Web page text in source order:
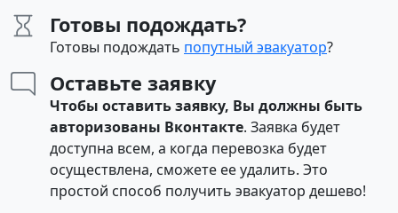
Готовы подождать?
Готовы подождать попутный эвакуатор?
Оставьте заявку
Чтобы оставить заявку, Вы должны быть
авторизованы Вконтакте. Заявка будет
доступна всем, а когда перевозка будет
осуществлена, сможете ее удалить. Это
простой способ получить эвакуатор дешево!